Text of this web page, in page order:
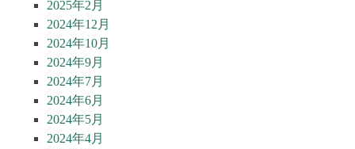
2025年2月
2024年12月
2024年10月
2024年9月
2024年7月
2024年6月
2024年5月
2024年4月